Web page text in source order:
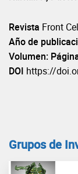
Revista Front
Año de
Volumen:
DOI https://
Grupos de